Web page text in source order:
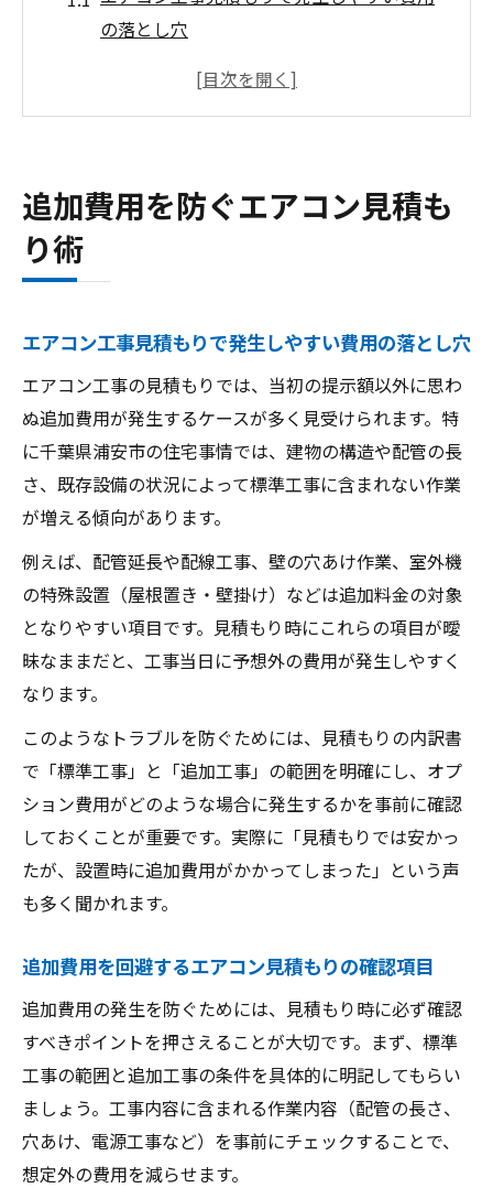
の落とし穴
追加費用を回避するエアコン見積もりの確
見積もり明細でわかるエアコン工事の注意
エアコン設置時に知りたい費用相場と見積
エアコン設置で失敗しない確認ポイント
エアコン設置前にチェックすべき見積もり
内容
隠れた追加費用を防ぐエアコン設置のポイ
ント
浦安の住宅事情に合ったエアコン設置見積
もりのコツ
家電量販店と専門業者のエアコン見積もり
比較法
エアコン工事前に押さえたい費用発生リス
浦安市のエアコン工事で注意すべき点
浦安の建物構造別エアコン見積もり注意点
エアコン工事で追加費用が発生しやすいケ
ース
現地調査で見積もり内容を正確にするポイ
ント
浦安で人気のエアコン設置方法と費用感
策
余計な費用を避けるための見積もりのコツ
エアコン設置の見積もりで誤解しやすい費
用項目
追加費用を防ぐエアコン工事の見積もり活
追加費用を防ぐエアコン見積も
り術
エアコン工事見積もりで発生しやすい費用の落とし穴
エアコン工事の見積もりでは、当初の提示額以外に思わ
ぬ追加費用が発生するケースが多く見受けられます。特
に千葉県浦安市の住宅事情では、建物の構造や配管の長
さ、既存設備の状況によって標準工事に含まれない作業
が増える傾向があります。
例えば、配管延長や配線工事、壁の穴あけ作業、室外機
の特殊設置（屋根置き・壁掛け）などは追加料金の対象
となりやすい項目です。見積もり時にこれらの項目が曖
昧なままだと、工事当日に予想外の費用が発生しやすく
なります。
このようなトラブルを防ぐためには、見積もりの内訳書
で「標準工事」と「追加工事」の範囲を明確にし、オプ
ション費用がどのような場合に発生するかを事前に確認
しておくことが重要です。実際に「見積もりでは安かっ
たが、設置時に追加費用がかかってしまった」という声
も多く聞かれます。
追加費用を回避するエアコン見積もりの確認項目
追加費用の発生を防ぐためには、見積もり時に必ず確認
すべきポイントを押さえることが大切です。まず、標準
工事の範囲と追加工事の条件を具体的に明記してもらい
ましょう。工事内容に含まれる作業内容（配管の長さ、
穴あけ、電源工事など）を事前にチェックすることで、
想定外の費用を減らせます。